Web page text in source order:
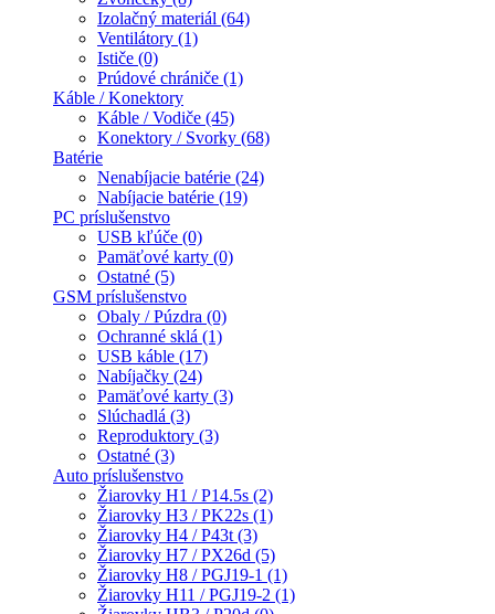
Izolačný materiál (64)
Ventilátory (1)
Ističe (0)
Prúdové chrániče (1)
Káble / Konektory
Káble / Vodiče (45)
Konektory / Svorky (68)
Batérie
Nenabíjacie batérie (24)
Nabíjacie batérie (19)
PC príslušenstvo
USB kľúče (0)
Pamäťové karty (0)
Ostatné (5)
GSM príslušenstvo
Obaly / Púzdra (0)
Ochranné sklá (1)
USB káble (17)
Nabíjačky (24)
Pamäťové karty (3)
Slúchadlá (3)
Reproduktory (3)
Ostatné (3)
Auto príslušenstvo
Žiarovky H1 / P14.5s (2)
Žiarovky H3 / PK22s (1)
Žiarovky H4 / P43t (3)
Žiarovky H7 / PX26d (5)
Žiarovky H8 / PGJ19-1 (1)
Žiarovky H11 / PGJ19-2 (1)